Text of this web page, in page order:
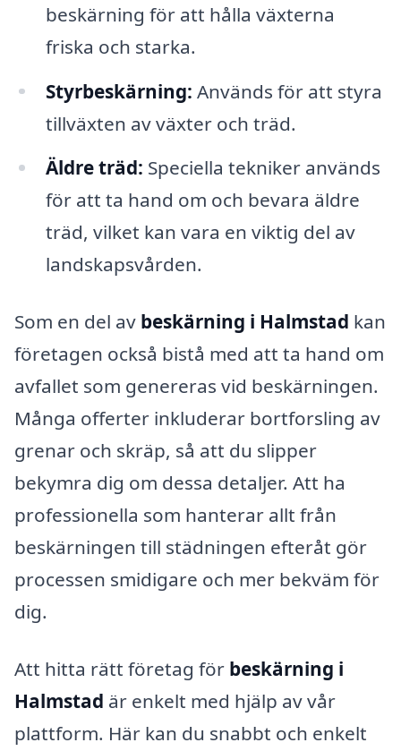
beskärning för att hålla växterna
friska och starka.
Styrbeskärning: Används för att styra
tillväxten av växter och träd.
Äldre träd: Speciella tekniker används
för att ta hand om och bevara äldre
träd, vilket kan vara en viktig del av
landskapsvården.
Som en del av beskärning i Halmstad kan
företagen också bistå med att ta hand om
avfallet som genereras vid beskärningen.
Många offerter inkluderar bortforsling av
grenar och skräp, så att du slipper
bekymra dig om dessa detaljer. Att ha
professionella som hanterar allt från
beskärningen till städningen efteråt gör
processen smidigare och mer bekväm för
dig.
Att hitta rätt företag för beskärning i
Halmstad är enkelt med hjälp av vår
plattform. Här kan du snabbt och enkelt